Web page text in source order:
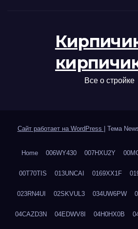
Все о стройке
Сайт работает на WordPress Тема
Home 006WY430 007HXU2Y
00T70TIS 013UNCAI 0169XX1F
023RN4UI 02SKVUL3 034UW6PW
04CAZD3N 04EDWV8I 04H0HX0B